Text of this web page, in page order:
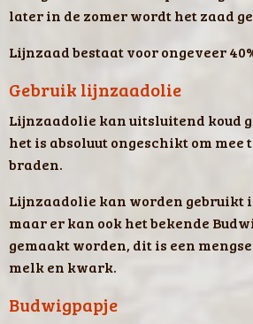
later in de zomer wordt het zaad
Lijnzaad bestaat voor ongeveer
Gebruik lijnzaadolie
Lijnzaadolie kan uitsluitend koud
het is absoluut ongeschikt om mee
braden.
Lijnzaadolie kan worden gebruikt
maar er kan ook het bekende
gemaakt worden, dit is een
melk en kwark.
Budwigpapje